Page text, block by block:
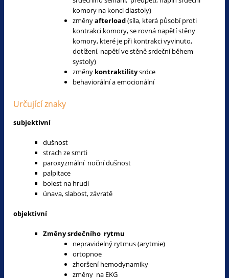
komory na konci diastoly)
změnyafterload(síla, která působí proti
kontrakci komory, se rovná napětí stěny
komory, které je při kontrakci vyvinuto,
dotížení, napětí ve stěně srdeční během
systoly)
změny kontraktilitysrdce
behaviorální a emocionální
Určující znaky
subjektivní
dušnost
strach ze smrti
paroxyzmální noční dušnost
palpitace
bolest na hrudi
únava, slabost, závratě
objektivní
Změny srdečního rytmu
nepravidelný rytmus (arytmie)
ortopnoe
zhoršení hemodynamiky
změny na EKG